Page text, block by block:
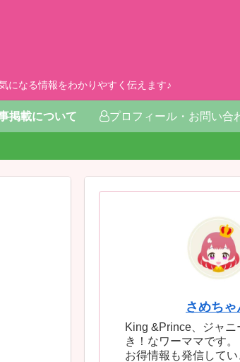
になる情報をわかりやすく伝えます♪
掲載について プロフィール・お問い合
さめちゃ
King &Prince、ジャニ
き！なワーママです。
お得情報も発信してい